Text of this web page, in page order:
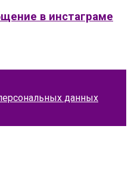
в инстаграме
данных